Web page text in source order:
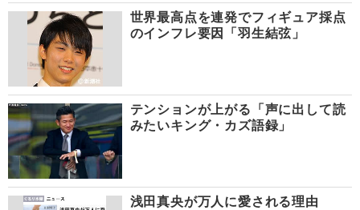
世界最高点を連発でフィギュア採点
のインフレ要因「羽生結弦」
テンションが上がる「声に出して読
みたいキング・カズ語録」
浅田真央が万人に愛される理由